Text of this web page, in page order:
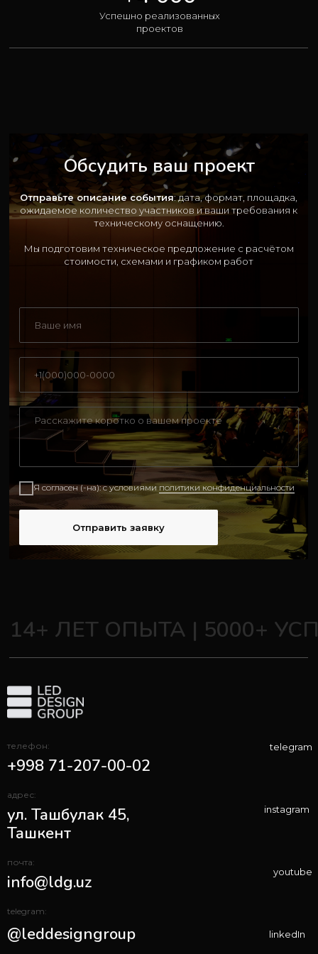
Успешно реализованных
проектов
Обсудить ваш проект
Отправьте описание события: дата, формат, площадка,
ожидаемое количество участников и ваши требования к
техническому оснащению.
Мы подготовим техническое предложение с расчётом
стоимости, схемами и графиком работ
Я согласен (-на): с условиями политики конфиденциальности
Отправить заявку
почта:
linkedIn
youtube
instagram
telegram
адрес:
telegram:
телефон:
@leddesigngroup
info@ldg.uz
ул. Ташбулак 45,
Ташкент
+998 71-207-00-02